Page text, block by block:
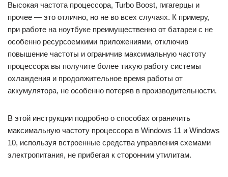
Высокая частота процессора, Turbo Boost, гигагерцы и
прочее — это отлично, но не во всех случаях. К примеру,
при работе на ноутбуке преимущественно от батареи с не
особенно ресурсоемкими приложениями, отключив
повышение частоты и ограничив максимальную частоту
процессора вы получите более тихую работу системы
охлаждения и продолжительное время работы от
аккумулятора, не особенно потеряв в производительности.
В этой инструкции подробно о способах ограничить
максимальную частоту процессора в Windows 11 и Windows
10, используя встроенные средства управления схемами
электропитания, не прибегая к сторонним утилитам.